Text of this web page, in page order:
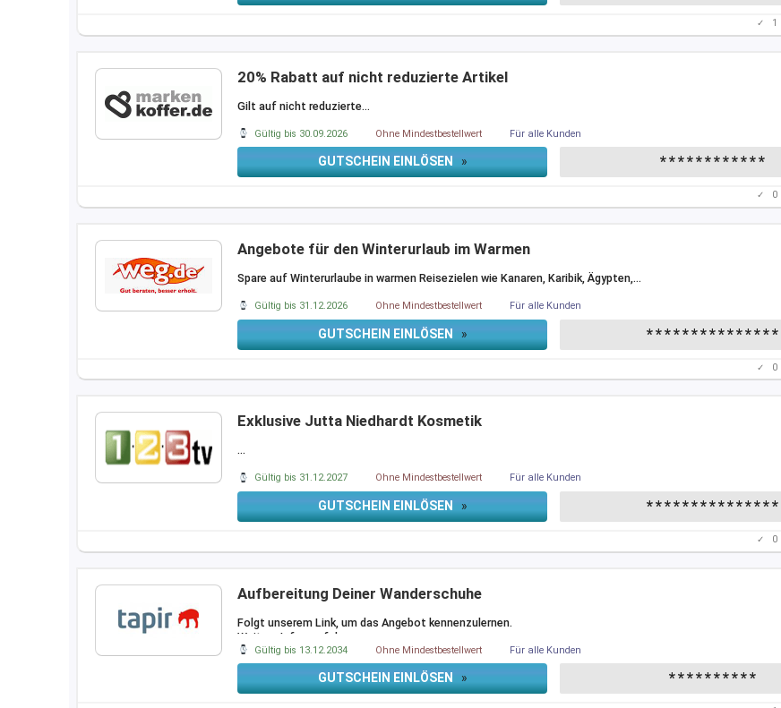
✓ 1
20% Rabatt auf nicht reduzierte Artikel
Gilt auf nicht reduzierte…
Gültig bis 30.09.2026 Ohne Mindestbestellwert Für alle Kunden
GUTSCHEIN EINLÖSEN » ************
✓ 0
Angebote für den Winterurlaub im Warmen
Spare auf Winterurlaube in warmen Reisezielen wie Kanaren, Karibik, Ägypten,…
Gültig bis 31.12.2026 Ohne Mindestbestellwert Für alle Kunden
GUTSCHEIN EINLÖSEN » ***************
✓ 0
Exklusive Jutta Niedhardt Kosmetik
…
Gültig bis 31.12.2027 Ohne Mindestbestellwert Für alle Kunden
GUTSCHEIN EINLÖSEN » ***************
✓ 0
Aufbereitung Deiner Wanderschuhe
Folgt unserem Link, um das Angebot kennenzulernen.
Weitere Infos auf der
Gültig bis 13.12.2034 Ohne Mindestbestellwert Für alle Kunden
GUTSCHEIN EINLÖSEN » **********